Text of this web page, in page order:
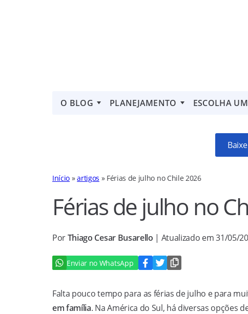
O BLOG PLANEJAMENTO ESCOLHA
Início »artigos » Férias de julho no Chile 2026
Férias de julho no
PorThiago Cesar Busarello | Atualizado em 31/05/
Enviar no WhatsApp
Falta pouco tempo para as férias de julho e para
em família. Na América do Sul, há diversas opções